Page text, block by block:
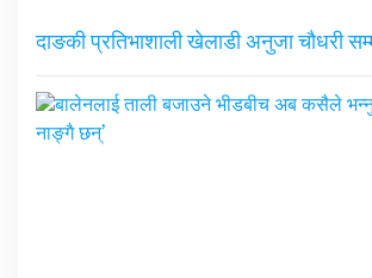
दाङकी प्रतिभाशाली खेलाडी अनुजा चौधरी